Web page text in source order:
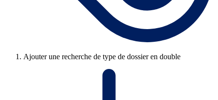
Ajouter une recherche de type de dossier en double